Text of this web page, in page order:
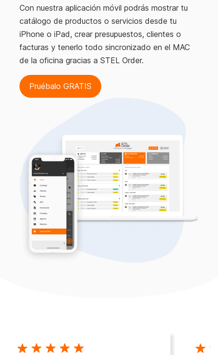
Con nuestra aplicación móvil podrás mostrar tu
catálogo de productos o servicios desde tu
iPhone o iPad, crear presupuestos, clientes o
facturas y tenerlo todo sincronizado en el MAC
de la oficina gracias a STEL Order.
Pruébalo GRATIS